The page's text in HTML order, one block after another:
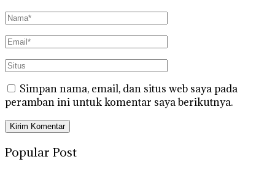
Simpan nama, email, dan situs web saya pada
peramban ini untuk komentar saya berikutnya.
Popular Post